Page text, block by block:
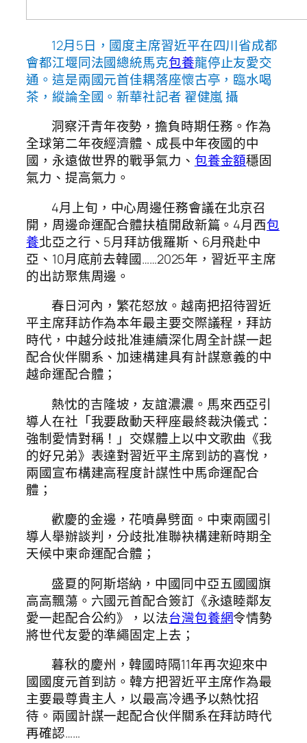
12月5日，國度主席習近平在四川省成都
會都江堰同法國總統馬克包養龍停止友愛交
通。這是兩國元首佳耦落座懷古亭，臨水喝
茶，縱論全國。新華社記者 翟健嵐 攝
洞察汗青年夜勢，擔負時期任務。作為
全球第二年夜經濟體、成長中年夜國的中
國，永遠做世界的戰爭氣力、 包養金額穩固
氣力、提高氣力。
4月上旬，中心周邊任務會議在北京召
開，周邊命運配合體扶植開啟新篇。4月西包
養北亞之行、5月拜訪俄羅斯、6月飛赴中
亞、10月底前去韓國……2025年，習近平主席
的出訪聚焦周邊。
春日河內，繁花怒放。越南把招待習近
平主席拜訪作為本年最主要交際議程，拜訪
時代，中越分歧批准連續深化周全計謀一起
配合伙伴關系、加速構建具有計謀意義的中
越命運配合體；
熱忱的吉隆坡，友誼濃濃。馬來西亞引
導人在社「我要啟動天秤座最終裁決儀式：
強制愛情對稱！」交媒體上以中文歌曲《我
的好兄弟》表達對習近平主席到訪的喜悅，
兩國宣布構建高程度計謀性中馬命運配合
體；
歡慶的金邊，花噴鼻劈面。中柬兩國引
導人舉辦談判，分歧批准聯袂構建新時期全
天候中柬命運配合體；
盛夏的阿斯塔納，中國同中亞五國國旗
高高飄蕩。六國元首配合簽訂《永遠睦鄰友
愛一起配合公約》，以法台灣包養網令情勢
將世代友愛的準繩固定上去；
暮秋的慶州，韓國時隔11年再次迎來中
國國度元首到訪。韓方把習近平主席作為最
主要最尊貴主人，以最高冷遇予以熱忱招
待。兩國計謀一起配合伙伴關系在拜訪時代
再確認……